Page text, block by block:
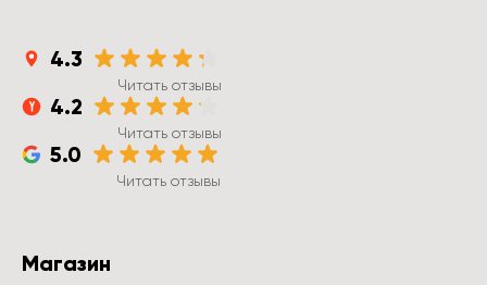
4.3
Читать отзывы
4.2
Читать отзывы
5.0
Читать отзывы
Магазин